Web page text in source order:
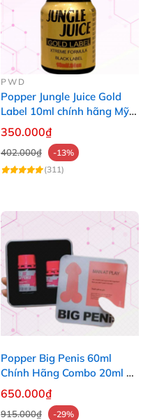
PWD
Popper Jungle Juice Gold
Label 10ml chính hãng Mỹ
USA PWD
350.000₫
402.000₫
-13%
(311)
Popper Big Penis 60ml
Chính Hãng Combo 20ml +
40ml Tăng Khoái Cảm Cho
Top & Bot
650.000₫
915.000₫
-29%